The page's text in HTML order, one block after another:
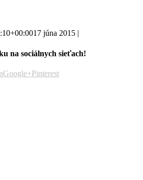
17 júna 2015 |
na sociálnych sieťach!
Google+Pinterest